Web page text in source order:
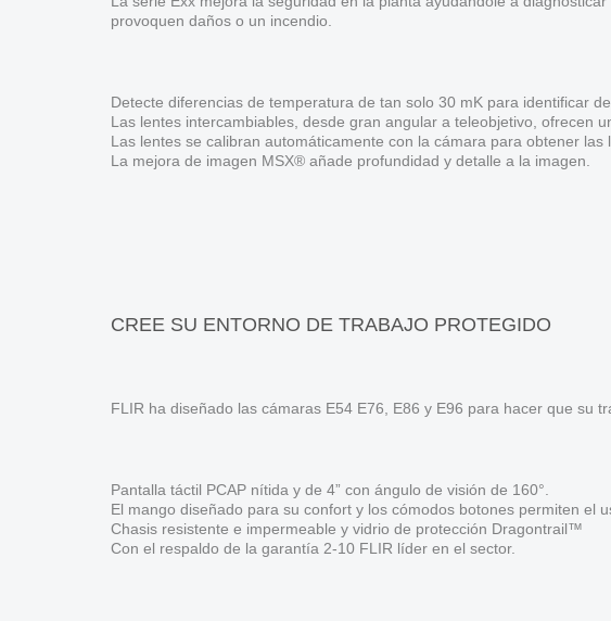
provoquen daños o un incendio.
Detecte diferencias de temperatura de tan solo 30 mK para identificar
Las lentes intercambiables, desde gran angular a teleobjetivo, ofrecen
Las lentes se calibran automáticamente con la cámara para obtener las
La mejora de imagen MSX® añade profundidad y detalle a la imagen.
CREE SU ENTORNO DE TRABAJO PROTEGIDO
FLIR ha diseñado las cámaras E54 E76, E86 y E96 para hacer que su
Pantalla táctil PCAP nítida y de 4” con ángulo de visión de 160°.
El mango diseñado para su confort y los cómodos botones permiten el
Chasis resistente e impermeable y vidrio de protección Dragontrail™
Con el respaldo de la garantía 2-10 FLIR líder en el sector.